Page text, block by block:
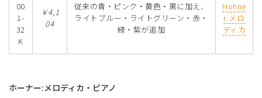
00
1-
32
K
￥4,1
04
従来の青・ピンク・黄色・黒に加え、
ライトブルー・ライトグリーン・赤・
緑・紫が追加
Hohne
r メロ
ディカ
ホーナー:メロディカ・ピアノ